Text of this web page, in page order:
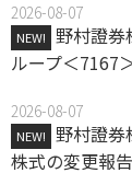
2026-08-07
NEW!
野村證券
ループ＜7167
2026-08-07
NEW!
野村證券
株式の変更報